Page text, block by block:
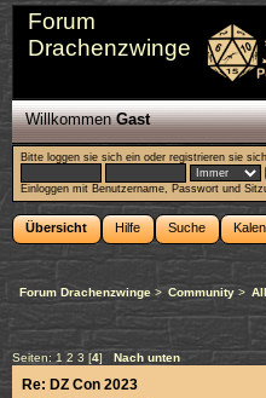
Forum
Drachenzwinge
WillkommenGast
Bitte loggen sie sich ein oderregistrieren sie
Einloggen mit Benutzername, Passwort und
Übersicht Hilfe Suche
Forum Drachenzwinge > Community>
Seiten: 1 2 3 [4] Nach unten
Re: DZ Con 2023